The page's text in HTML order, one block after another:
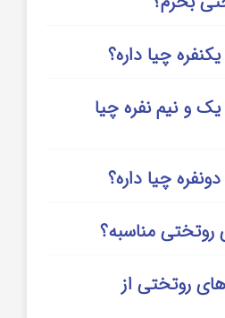
چیا داره؟
و نیم نفره چیا
چیا داره؟
روتختی مناسبه؟
روتختی از